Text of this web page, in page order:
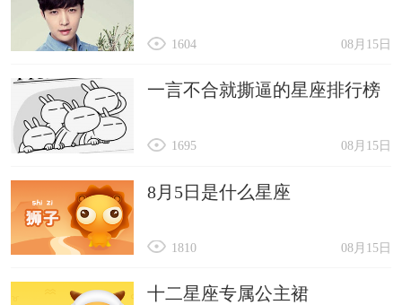
08月15日
1604
一言不合就撕逼的星座排行榜
08月15日
1695
8月5日是什么星座
08月15日
1810
十二星座专属公主裙